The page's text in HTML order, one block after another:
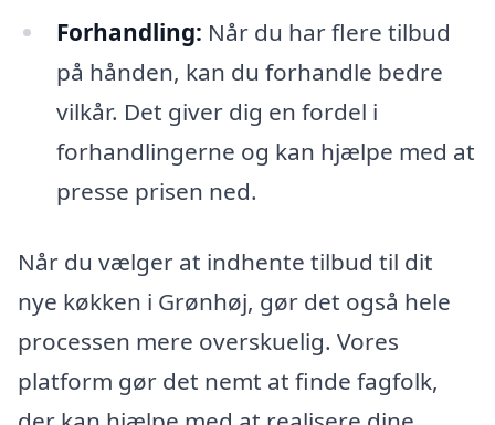
Forhandling: Når du har flere tilbud
på hånden, kan du forhandle bedre
vilkår. Det giver dig en fordel i
forhandlingerne og kan hjælpe med at
presse prisen ned.
Når du vælger at indhente tilbud til dit
nye køkken i Grønhøj, gør det også hele
processen mere overskuelig. Vores
platform gør det nemt at finde fagfolk,